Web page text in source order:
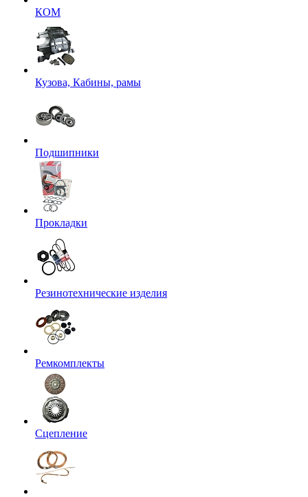
КОМ
Кузова, Кабины, рамы
Подшипники
Прокладки
Резинотехнические изделия
Ремкомплекты
Сцепление